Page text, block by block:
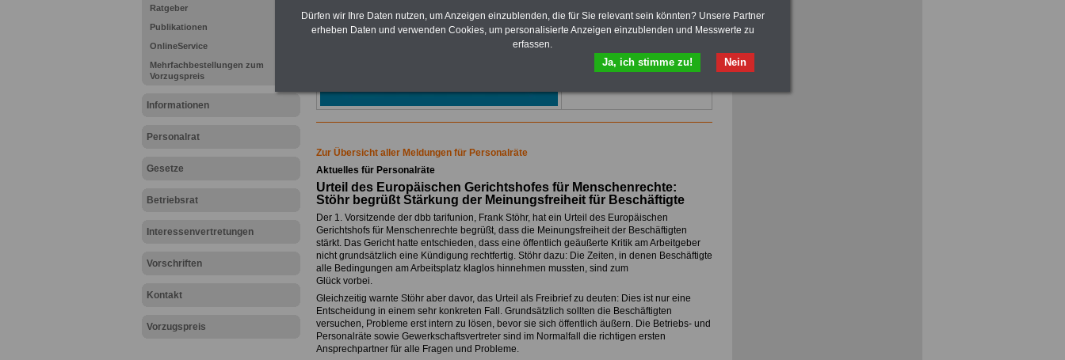
Ratgeber
Publikationen
OnlineService
Mehrfachbestellungen zum
Vorzugspreis
Informationen
Personalrat
Gesetze
Betriebsrat
Interessenvertretungen
Vorschriften
Kontakt
Vorzugspreis
Praktikantenentgelten und
Bezüge für Studierende von
Hier zur Bestellung des
Zur Übersicht aller Meldungen für Personalräte
Aktuelles für Personalräte
Urteil des Europäischen Gerichtshofes für Menschenrechte:
Stöhr begrüßt Stärkung der Meinungsfreiheit für Beschäftigte
Der 1. Vorsitzende der dbb tarifunion, Frank Stöhr, hat ein Urteil des Europäischen
Gerichtshofs für Menschenrechte begrüßt, dass die Meinungsfreiheit der Beschäftigten
stärkt. Das Gericht hatte entschieden, dass eine öffentlich geäußerte Kritik am Arbeitgeber
nicht grundsätzlich eine Kündigung rechtfertig. Stöhr dazu: Die Zeiten, in denen Beschäftigte
alle Bedingungen am Arbeitsplatz klaglos hinnehmen mussten, sind zum
Glück vorbei.
Gleichzeitig warnte Stöhr aber davor, das Urteil als Freibrief zu deuten: Dies ist nur eine
Entscheidung in einem sehr konkreten Fall. Grundsätzlich sollten die Beschäftigten
versuchen, Probleme erst intern zu lösen, bevor sie sich öffentlich äußern. Die Betriebs- und
Personalräte sowie Gewerkschaftsvertreter sind im Normalfall die richtigen ersten
Ansprechpartner für alle Fragen und Probleme.
Dürfen wir Ihre Daten nutzen, um Anzeigen einzublenden, die für Sie relevant sein könnten? Unsere Partner
erheben Daten und verwenden Cookies, um personalisierte Anzeigen einzublenden und Messwerte zu
erfassen.
Nein
Ja, ich stimme zu!